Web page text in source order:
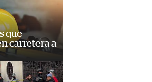
que
carretera a